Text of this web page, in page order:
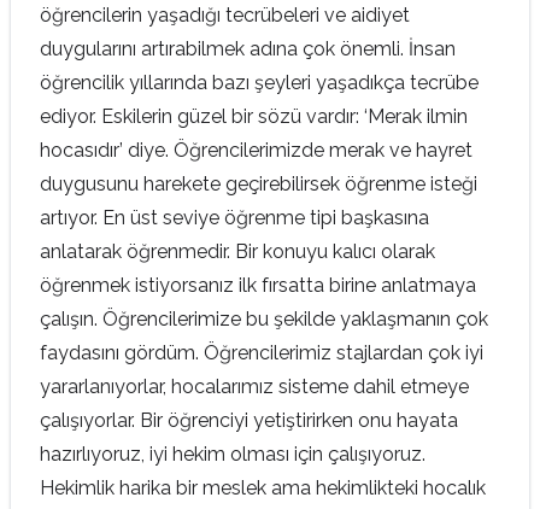
öğrencilerin yaşadığı tecrübeleri ve aidiyet
duygularını artırabilmek adına çok önemli. İnsan
öğrencilik yıllarında bazı şeyleri yaşadıkça tecrübe
ediyor. Eskilerin güzel bir sözü vardır: ‘Merak ilmin
hocasıdır’ diye. Öğrencilerimizde merak ve hayret
duygusunu harekete geçirebilirsek öğrenme isteği
artıyor. En üst seviye öğrenme tipi başkasına
anlatarak öğrenmedir. Bir konuyu kalıcı olarak
öğrenmek istiyorsanız ilk fırsatta birine anlatmaya
çalışın. Öğrencilerimize bu şekilde yaklaşmanın çok
faydasını gördüm. Öğrencilerimiz stajlardan çok iyi
yararlanıyorlar, hocalarımız sisteme dahil etmeye
çalışıyorlar. Bir öğrenciyi yetiştirirken onu hayata
hazırlıyoruz, iyi hekim olması için çalışıyoruz.
Hekimlik harika bir meslek ama hekimlikteki hocalık